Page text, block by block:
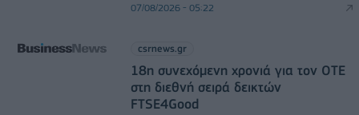
07/08/2026 - 05:22
csrnews.gr
18η συνεχόμενη χρονιά για τον ΟΤΕ
στη διεθνή σειρά δεικτών
FTSE4Good